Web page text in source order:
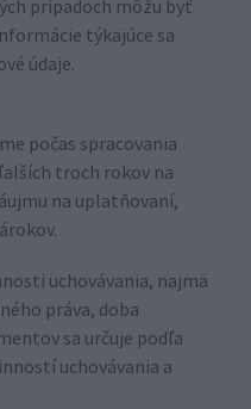
prípadoch môžu byť
týkajúce sa
údaje.
počas spracovania
troch rokov na
na uplatňovaní,
uchovávania, najmä
práva, doba
sa určuje podľa
uchovávania a